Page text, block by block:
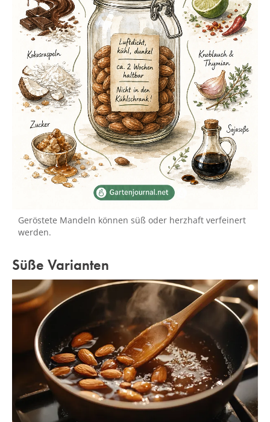
Geröstete Mandeln können süß oder herzhaft verfeinert
werden.
Süße Varianten